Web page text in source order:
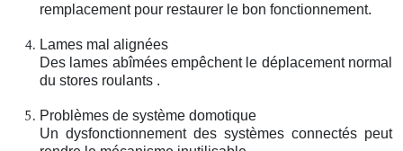
remplacement pour restaurer le bon fonctionnement.
Lames mal alignées
Des lames abîmées empêchent le déplacement normal
du stores roulants .
Problèmes de système domotique
Un dysfonctionnement des systèmes connectés peut